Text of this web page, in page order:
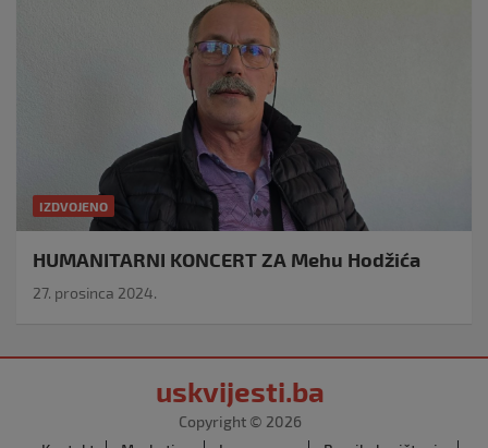
IZDVOJENO
HUMANITARNI KONCERT ZA Mehu Hodžića
27. prosinca 2024.
uskvijesti.ba
Copyright © 2026